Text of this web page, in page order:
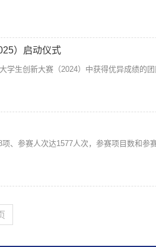
）启动仪式
生创新大赛（2024）中获得优异成绩的
、参赛人次达1577人次，参赛项目数和参